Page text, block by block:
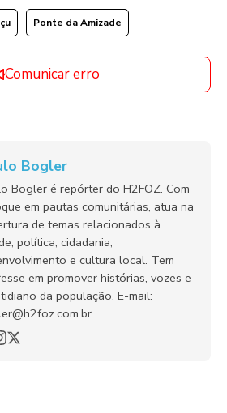
Ponte da Amizade
Comunicar erro
Bogler
Bogler é repórter do H2FOZ. Com
em pautas comunitárias, atua na
de temas relacionados à
política, cidadania,
e cultura local. Tem
em promover histórias, vozes e
da população. E-mail: